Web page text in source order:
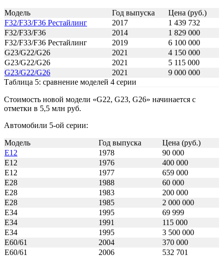
Модель Год выпуска
Цена (руб.)
F32/F33/F36 Рестайлинг
2017
1 439 732
F32/F33/F36
2014
1 829 000
F32/F33/F36 Рестайлинг
2019
6 100 000
G23/G22/G26
2021
4 150 000
G23/G22/G26
2021
5 115 000
G23/G22/G26
2021
9 000 000
Таблица 5: сравнение моделей 4 серии
Стоимость новой модели «G22, G23, G26» начинается с
отметки в 5,5 млн руб.
Автомобили 5-ой серии:
Модель Год выпуска
Цена (руб.)
E12
1978
90 000
E12
1976
400 000
E12
1977
659 000
E28
1988
60 000
E28
1983
200 000
E28
1985
2 000 000
E34
1995
69 999
E34
1991
115 000
E34
1995
3 500 000
E60/61
2004
370 000
E60/61
2006
532 701